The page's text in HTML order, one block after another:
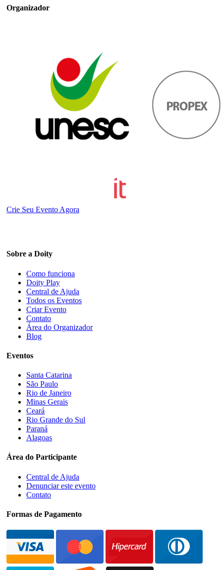
Organizador
Crie Seu Evento Agora
Sobre a Doity
Como funciona
Doity Play
Central de Ajuda
Todos os Eventos
Criar Evento
Contato
Área do Organizador
Blog
Eventos
Santa Catarina
São Paulo
Rio de Janeiro
Minas Gerais
Ceará
Rio Grande do Sul
Paraná
Alagoas
Área do Participante
Central de Ajuda
Denunciar este evento
Contato
Formas de Pagamento